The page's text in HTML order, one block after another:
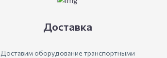
Доставка
Доставим оборудование транспортными